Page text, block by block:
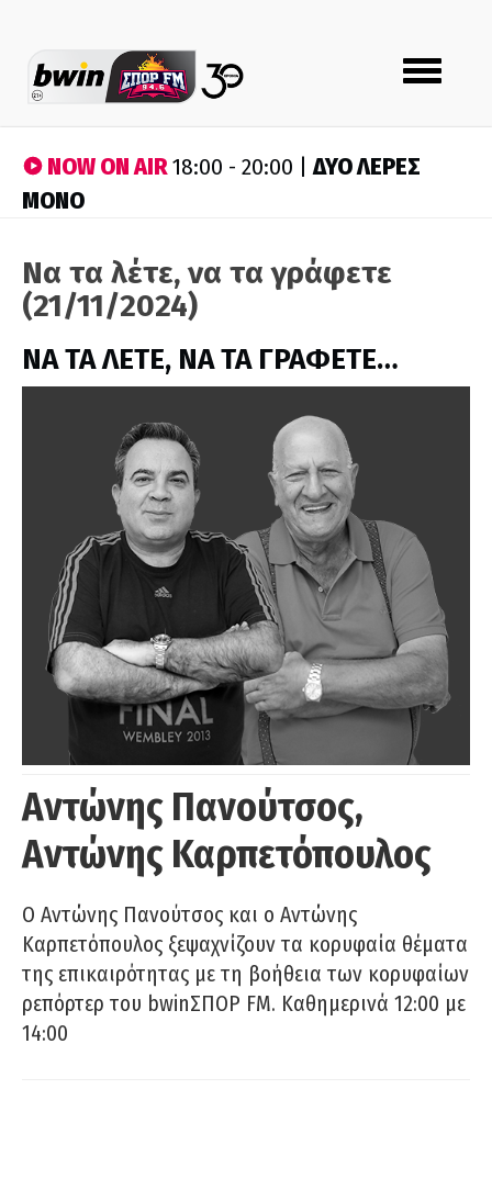
Toggle
navigation
NOW ON AIR18:00 - 20:00 |ΔΥΟ ΛΕΡΕΣ
ΜΟΝΟ
Να τα λέτε, να τα γράφετε
(21/11/2024)
ΝΑ ΤΑ ΛΕΤΕ, ΝΑ ΤΑ ΓΡΑΦΕΤΕ…
Αντώνης Πανούτσος,
Αντώνης Καρπετόπουλος
Ο Αντώνης Πανούτσος και ο Αντώνης
Καρπετόπουλος ξεψαχνίζουν τα κορυφαία θέματα
της επικαιρότητας με τη βοήθεια των κορυφαίων
ρεπόρτερ του bwinΣΠΟΡ FM. Καθημερινά 12:00 με
14:00